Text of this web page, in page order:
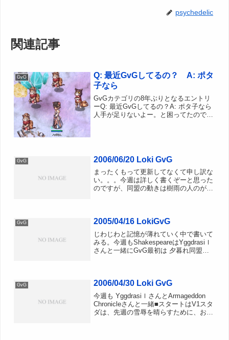
psychedelic
関連記事
GvG
Q: 最近GvGしてるの？ A: ポタ
子なら
GvGカテゴリの8年ぶりとなるエントリ
ーQ: 最近GvGしてるの？A: ポタ子なら
人手が足りないよー。と困ってたので1
GvG 2006/06/20 Loki GvG
まったくもって更新してなくて申し訳な
い。。。今週は詳しく書くぞーと思った
のですが、同盟の動きは樹雨の人のが詳
が欠けなかったこと。V...
GvG 2005/04/16 LokiGvG
じわじわと記憶が薄れていく中で書いて
みる。今週もShakespeareはYggdrasiｌ
さんと一緒にGvG最初は 夕暮れ同盟の
ん...
GvG 2006/04/30 Loki GvG
今週も YggdrasiｌさんとArmageddon
Chronicleさんと一緒■スタートはV1スタ
ダは、先週の雪辱を晴らすために、お猿